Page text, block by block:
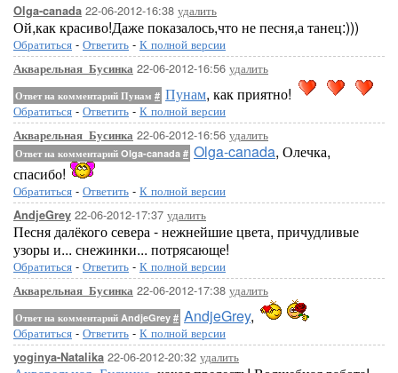
Olga-canada 22-06-2012-16:38 удалить
Ой,как красиво!Даже показалось,что не песня,а танец:)))
Обратиться - Ответить - К полной версии
Акварельная_Бусинка 22-06-2012-16:56 удалить
Ответ на комментарий Пунам # Пунам, как приятно!
Обратиться - Ответить - К полной версии
Акварельная_Бусинка 22-06-2012-16:56 удалить
Ответ на комментарий Olga-canada # Olga-canada, Олечка,
спасибо!
Обратиться - Ответить - К полной версии
AndjeGrey 22-06-2012-17:37 удалить
Песня далёкого севера - нежнейшие цвета, причудливые
узоры и... снежинки... потрясающе!
Обратиться - Ответить - К полной версии
Акварельная_Бусинка 22-06-2012-17:38 удалить
Ответ на комментарий AndjeGrey # AndjeGrey,
Обратиться - Ответить - К полной версии
yoginya-Natalika 22-06-2012-20:32 удалить